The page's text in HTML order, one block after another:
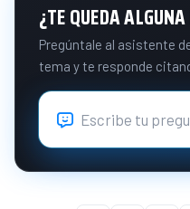
¿TE QUEDA
Pregúntale al asistente
tema y te responde